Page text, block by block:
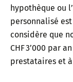
hypothèque ou
personnalisé
considère que
CHF 3’000 par
prestataires et